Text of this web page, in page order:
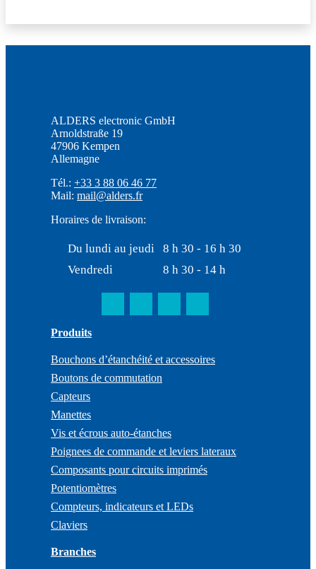
ALDERS electronic GmbH
Arnoldstraße 19
47906 Kempen
Allemagne
Tél.: +33 3 88 06 46 77
Mail: mail@alders.fr
Horaires de livraison:
Du lundi au jeudi
8 h 30 - 16 h 30
Vendredi
8 h 30 - 14 h
Produits
Bouchons d’étanchéité et accessoires
Boutons de commutation
Capteurs
Manettes
Vis et écrous auto-étanches
Poignees de commande et leviers lateraux
Composants pour circuits imprimés
Potentiomètres
Compteurs, indicateurs et LEDs
Claviers
Branches